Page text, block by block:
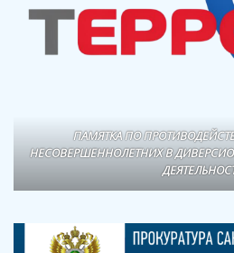
ПАМЯТКА ПО
НЕСОВЕРШЕННОЛЕТНИХ В